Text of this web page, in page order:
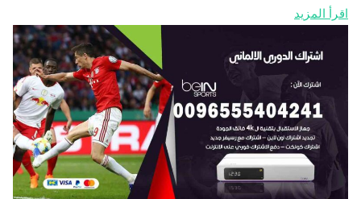
اقرأ المزيد